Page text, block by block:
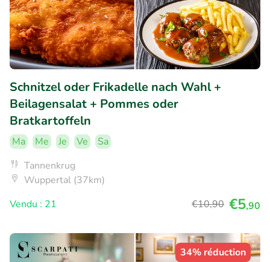
Schnitzel oder Frikadelle nach Wahl +
Beilagensalat + Pommes oder
Bratkartoffeln
Ma Me Je Ve
Sa
Tannenkrug
Wuppertal (37km)
Vendu : 21
€10,90 €5,90
34% réduction